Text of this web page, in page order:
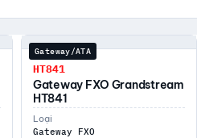
Gateway/ATA
HT841
Gateway FXO Grandstream
HT841
Loại
Gateway FXO